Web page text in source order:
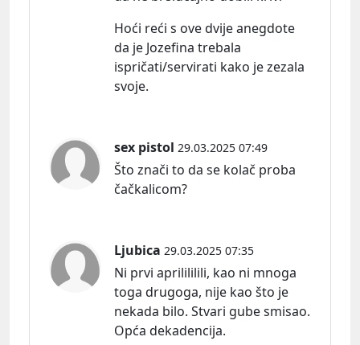
Hoći reći s ove dvije anegdote
da je Jozefina trebala
ispričati/servirati kako je zezala
svoje.
sex pistol 29.03.2025 07:49
Što znači to da se kolač proba
čačkalicom?
Ljubica 29.03.2025 07:35
Ni prvi aprilililili, kao ni mnoga
toga drugoga, nije kao što je
nekada bilo. Stvari gube smisao.
Opća dekadencija.